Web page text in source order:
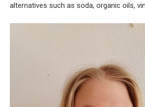
alternatives such as soda, organic oils,